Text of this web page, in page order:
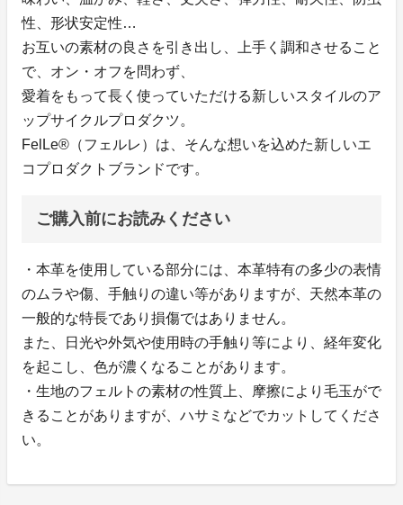
性、形状安定性…
お互いの素材の良さを引き出し、上手く調和させること
で、オン・オフを問わず、
愛着をもって長く使っていただける新しいスタイルのア
ップサイクルプロダクツ。
FelLe®（フェルレ）は、そんな想いを込めた新しいエ
コプロダクトブランドです。
ご購入前にお読みください
・本革を使用している部分には、本革特有の多少の表情
のムラや傷、手触りの違い等がありますが、天然本革の
一般的な特長であり損傷ではありません。
また、日光や外気や使用時の手触り等により、経年変化
を起こし、色が濃くなることがあります。
・生地のフェルトの素材の性質上、摩擦により毛玉がで
きることがありますが、ハサミなどでカットしてくださ
い。